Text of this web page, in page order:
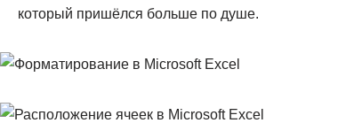
который пришёлся больше по душе.